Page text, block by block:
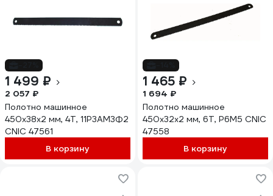
1 499 ₽
2 057 ₽
Полотно машинное
450x38x2 мм, 4Т, 11Р3АМ3Ф2
CNIC 47561
В корзину
1 465 ₽
1 694 ₽
Полотно машинное
450x32x2 мм, 6Т, Р6М5 CNIC
47558
В корзину